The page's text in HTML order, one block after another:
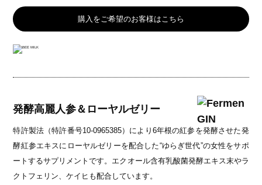
取り扱い店舗一覧
セール・イベント情報
プロポリスアンバサダー
Media・活動
購入をご希望のお客様はこちら
発酵高麗人参＆ローヤルゼリー
特許製法（特許番号10-0965385）により6年根の紅参を発酵させた発
酵紅参エキスにローヤルゼリーを配合した“ゆらぎ世代”の女性をサポ
ートするサプリメントです。エクオール含有乳酸菌発酵エキス末やラ
クトフェリン、ケイヒも配合しています。